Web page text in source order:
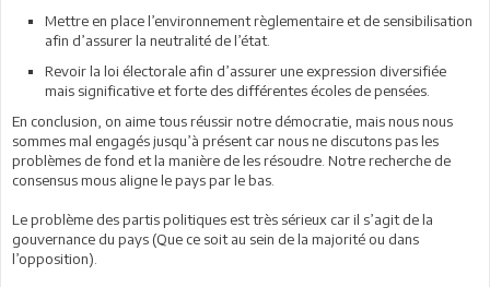
Mettre en place l’environnement règlementaire et de sensibilisation
afin d’assurer la neutralité de l’état.
Revoir la loi électorale afin d’assurer une expression diversifiée
mais significative et forte des différentes écoles de pensées.
En conclusion, on aime tous réussir notre démocratie, mais nous nous
sommes mal engagés jusqu’à présent car nous ne discutons pas les
problèmes de fond et la manière de les résoudre. Notre recherche de
consensus mous aligne le pays par le bas.
Le problème des partis politiques est très sérieux car il s’agit de la
gouvernance du pays (Que ce soit au sein de la majorité ou dans
l’opposition).